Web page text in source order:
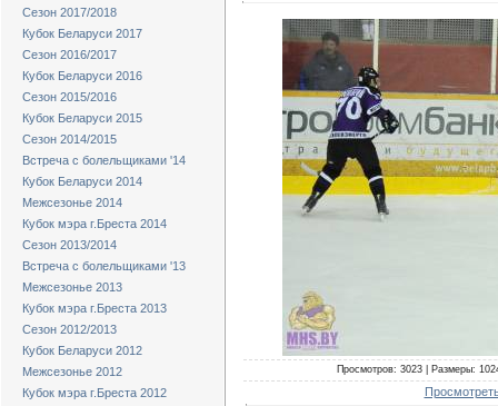
Сезон 2017/2018
Кубок Беларуси 2017
Сезон 2016/2017
Кубок Беларуси 2016
Сезон 2015/2016
Кубок Беларуси 2015
Сезон 2014/2015
Встреча с болельщиками '14
Кубок Беларуси 2014
Межсезонье 2014
Кубок мэра г.Бреста 2014
Сезон 2013/2014
Встреча с болельщиками '13
Межсезонье 2013
Кубок мэра г.Бреста 2013
Сезон 2012/2013
Кубок Беларуси 2012
Межсезонье 2012
Кубок мэра г.Бреста 2012
Просмотров: 3023 | Размеры: